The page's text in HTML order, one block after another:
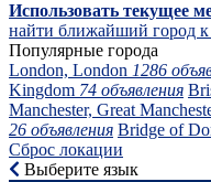
Использовать текущее
найти ближайший город
Популярные города
London, London 1286
Kingdom 74 объявления
Manchester, Great
26 объявления Bridge of
Сброс локации
Выберите язык